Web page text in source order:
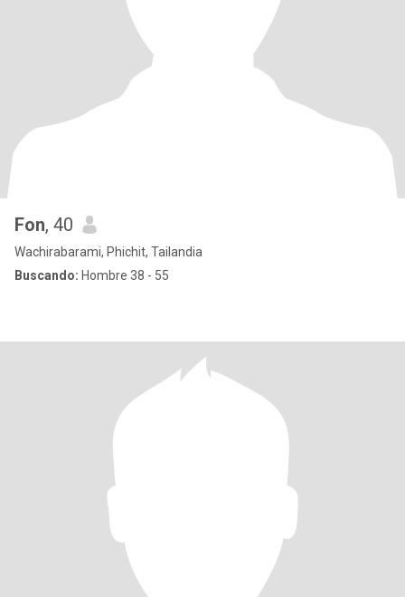
Fon, 40
Wachirabarami, Phichit, Tailandia
Buscando: Hombre 38 - 55